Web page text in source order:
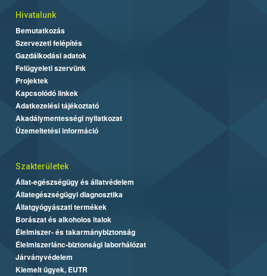
Hivatalunk
Bemutatkozás
Szervezeti felépítés
Gazdálkodási adatok
Felügyeleti szervünk
Projektek
Kapcsolódó linkek
Adatkezelési tájékoztató
Akadálymentességi nyilatkozat
Üzemeltetési információ
Szakterületek
Állat-egészségügy és állatvédelem
Állategészségügyi diagnosztika
Állatgyógyászati termékek
Borászat és alkoholos italok
Élelmiszer- és takarmánybiztonság
Élelmiszerlánc-biztonsági laborhálózat
Járványvédelem
Kiemelt ügyek, EUTR